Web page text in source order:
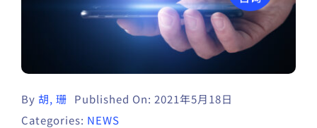
By 胡, 珊 Published On: 2021年5月18日
Categories: NEWS